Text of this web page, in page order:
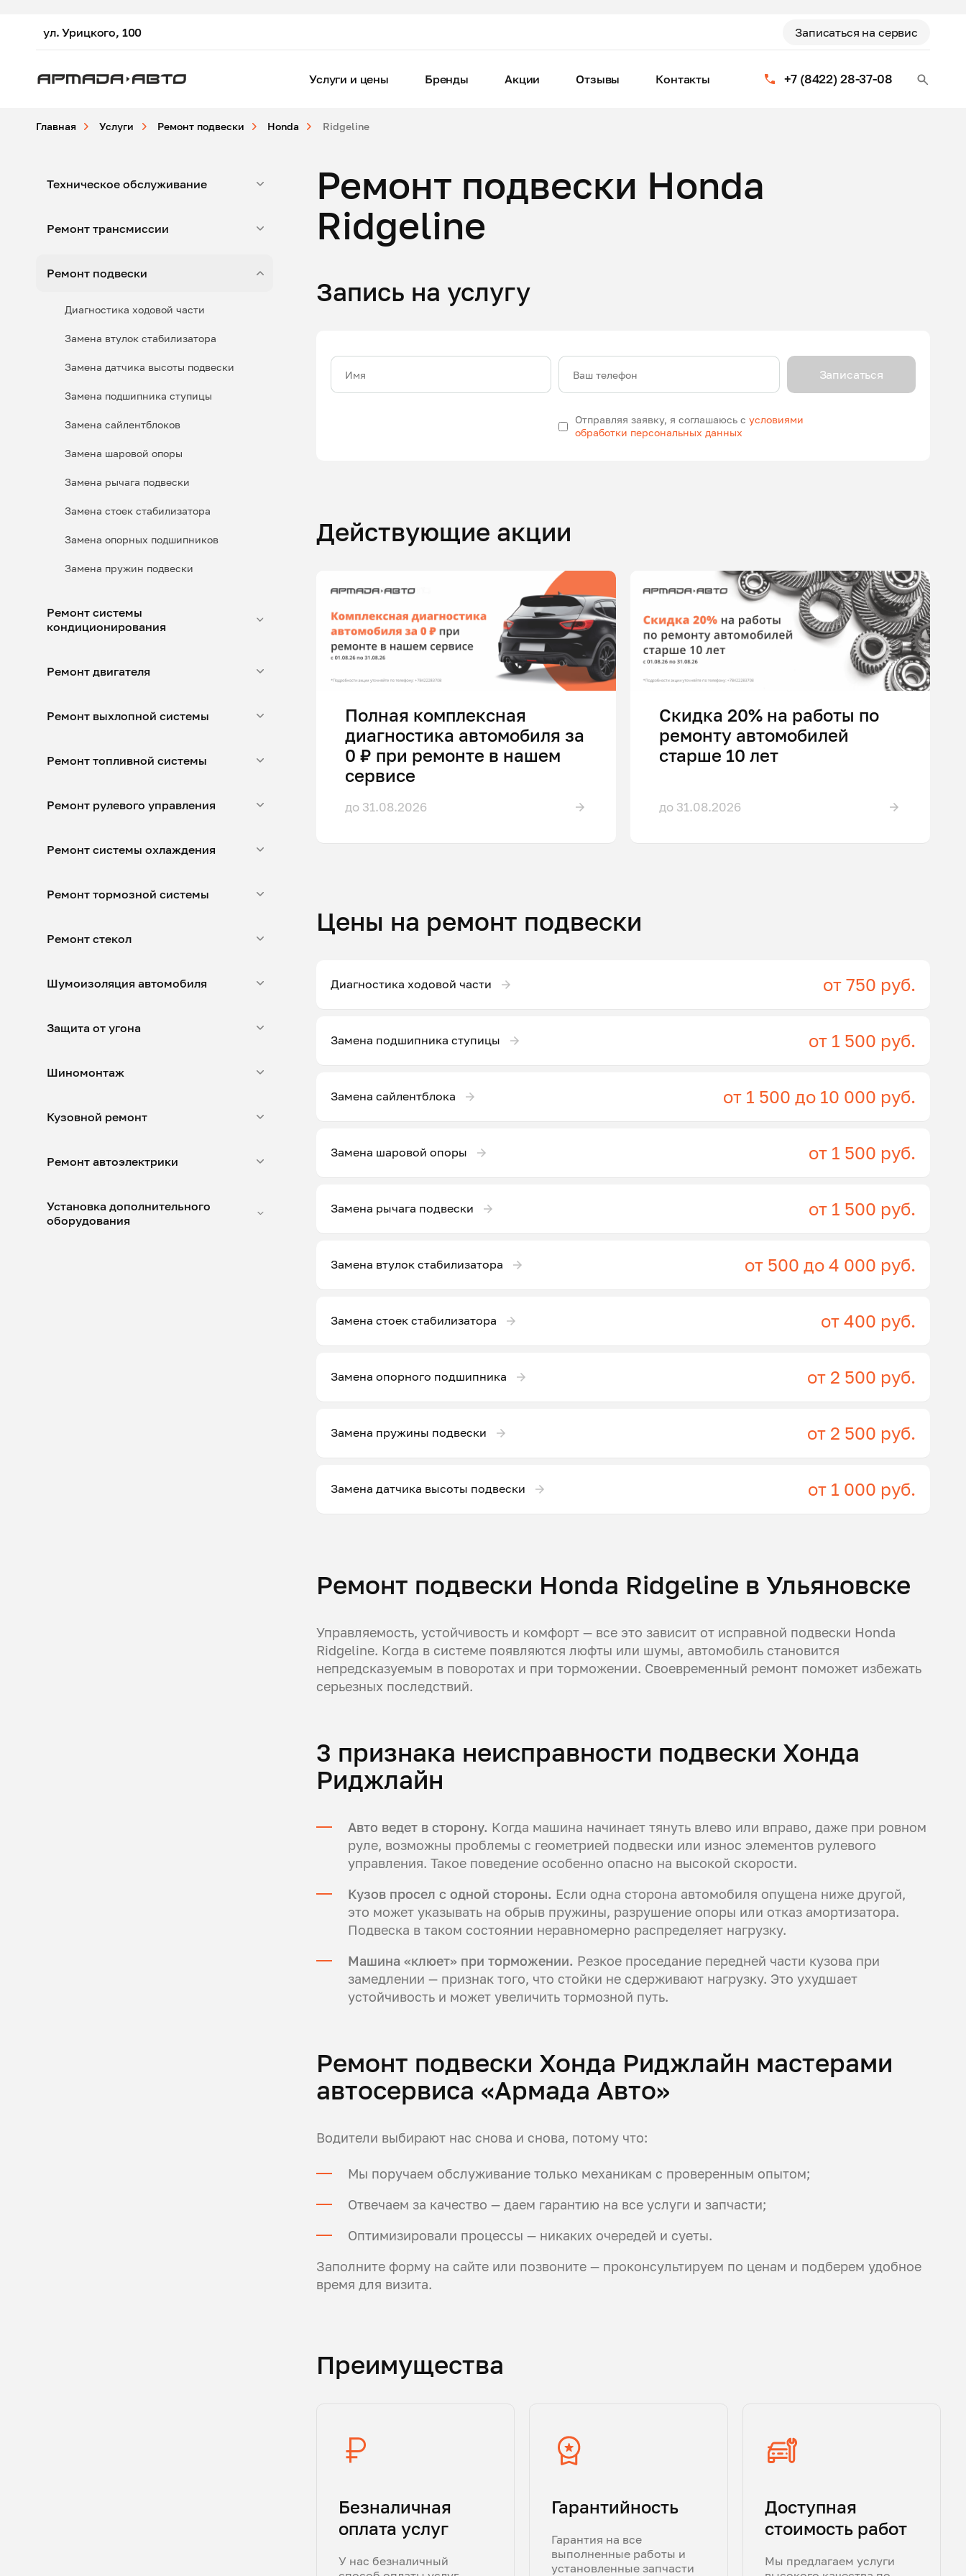
ул. Урицкого, 100 Записаться на сервис
+7 (8422) 28-37-08
Услуги и цены Бренды Акции Отзывы Контакты
Главная Услуги Ремонт подвески Honda Ridgeline
Техническое обслуживание
Ремонт трансмиссии
Ремонт подвески
Диагностика ходовой части
Замена втулок стабилизатора
Замена датчика высоты подвески
Замена подшипника ступицы
Замена сайлентблоков
Замена шаровой опоры
Замена рычага подвески
Замена стоек стабилизатора
Замена опорных подшипников
Замена пружин подвески
Ремонт системы
кондиционирования
Ремонт двигателя
Ремонт выхлопной системы
Ремонт топливной системы
Ремонт рулевого управления
Ремонт системы охлаждения
Ремонт тормозной системы
Ремонт стекол
Шумоизоляция автомобиля
Защита от угона
Шиномонтаж
Кузовной ремонт
Ремонт автоэлектрики
Установка дополнительного
оборудования
Ремонт подвески Honda
Ridgeline
Запись на услугу
Имя Ваш телефон
Отправляя заявку, я соглашаюсь сусловиями
обработки персональных данных
Записаться
Действующие акции
Полная комплексная
диагностика автомобиля за
0 ₽ при ремонте в нашем
сервисе
до 31.08.2026
Скидка 20% на работы по
ремонту автомобилей
старше 10 лет
до 31.08.2026
Цены на ремонт подвески
Диагностика ходовой части от 750 руб.
Замена подшипника ступицы от 1 500 руб.
Замена сайлентблока от 1 500 до 10 000 руб.
Замена шаровой опоры от 1 500 руб.
Замена рычага подвески от 1 500 руб.
Замена втулок стабилизатора от 500 до 4 000 руб.
Замена стоек стабилизатора от 400 руб.
Замена опорного подшипника от 2 500 руб.
Замена пружины подвески от 2 500 руб.
Замена датчика высоты подвески от 1 000 руб.
Ремонт подвески Honda Ridgeline в Ульяновске
Управляемость, устойчивость и комфорт — все это зависит от исправной подвески Honda
Ridgeline. Когда в системе появляются люфты или шумы, автомобиль становится
непредсказуемым в поворотах и при торможении. Своевременный ремонт поможет избежать
серьезных последствий.
3 признака неисправности подвески Хонда
Риджлайн
Авто ведет в сторону. Когда машина начинает тянуть влево или вправо, даже при ровном
руле, возможны проблемы с геометрией подвески или износ элементов рулевого
управления. Такое поведение особенно опасно на высокой скорости.
Кузов просел с одной стороны. Если одна сторона автомобиля опущена ниже другой,
это может указывать на обрыв пружины, разрушение опоры или отказ амортизатора.
Подвеска в таком состоянии неравномерно распределяет нагрузку.
Машина «клюет» при торможении. Резкое проседание передней части кузова при
замедлении — признак того, что стойки не сдерживают нагрузку. Это ухудшает
устойчивость и может увеличить тормозной путь.
Ремонт подвески Хонда Риджлайн мастерами
автосервиса «Армада Авто»
Водители выбирают нас снова и снова, потому что:
Мы поручаем обслуживание только механикам с проверенным опытом;
Отвечаем за качество — даем гарантию на все услуги и запчасти;
Оптимизировали процессы — никаких очередей и суеты.
Заполните форму на сайте или позвоните — проконсультируем по ценам и подберем удобное
время для визита.
Преимущества
Безналичная
оплата услуг
У нас безналичный
Гарантийность
Гарантия на все
выполненные работы и
установленные запчасти
Доступная
стоимость работ
Мы предлагаем услуги